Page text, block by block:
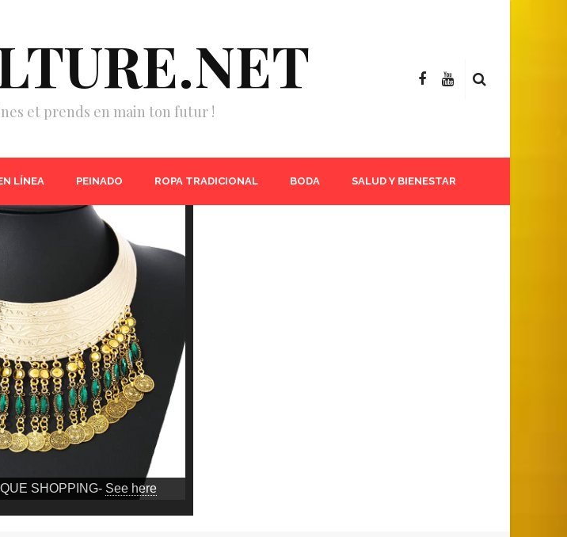
et prends en main ton futur !
LÍNEA PEINADO ROPA TRADICIONAL BODA SALUD Y BIENESTAR
SHOPPING- See here